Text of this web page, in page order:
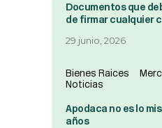
Documentos que
de firmar cualquier
29 junio, 2026
Bienes Raices
Noticias
Apodaca no es lo
años